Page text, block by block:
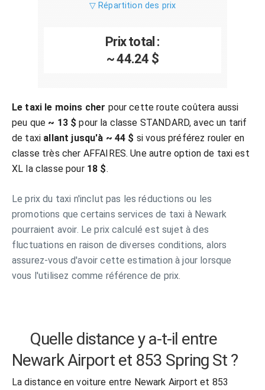
▽ Répartition des prix
Prix total :
~ 44.24 $
Le taxi le moins cher pour cette route coûtera aussi
peu que ~ 13 $ pour la classe STANDARD, avec un tarif
de taxi allant jusqu'à ~ 44 $ si vous préférez rouler en
classe très cher AFFAIRES. Une autre option de taxi est
XL la classe pour 18 $.
Le prix du taxi n'inclut pas les réductions ou les
promotions que certains services de taxi à Newark
pourraient avoir. Le prix calculé est sujet à des
fluctuations en raison de diverses conditions, alors
assurez-vous d'avoir cette estimation à jour lorsque
vous l'utilisez comme référence de prix.
Quelle distance y a-t-il entre
Newark Airport et 853 Spring St ?
La distance en voiture entre Newark Airport et 853